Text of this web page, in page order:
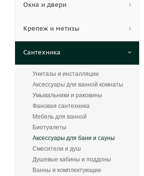
Окна и двери
Крепеж и метизы
Сантехника
Унитазы и инсталляции
Аксессуары для ванной комнаты
Умывальники и раковины
Фановая сантехника
Мебель для ванной
Биотуалеты
Аксессуары для бани и сауны
Смесители и душ
Душевые кабины и поддоны
Ванны и комплектующие